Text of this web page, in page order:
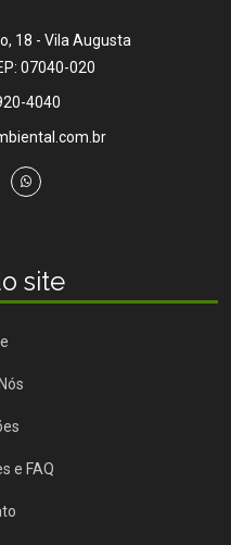
18 - Vila Augusta
07040-020
4040
site
e FAQ